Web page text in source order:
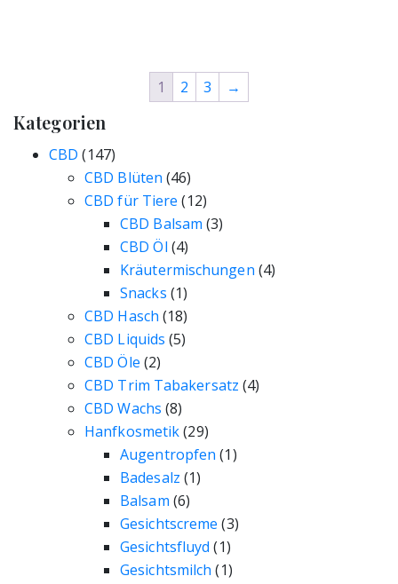
1 2 3 →
Kategorien
CBD (147)
CBD Blüten (46)
CBD für Tiere (12)
CBD Balsam (3)
CBD Öl (4)
Kräutermischungen (4)
Snacks (1)
CBD Hasch (18)
CBD Liquids (5)
CBD Öle (2)
CBD Trim Tabakersatz (4)
CBD Wachs (8)
Hanfkosmetik(29)
Augentropfen (1)
Badesalz (1)
Balsam (6)
Gesichtscreme (3)
Gesichtsfluyd (1)
Gesichtsmilch (1)